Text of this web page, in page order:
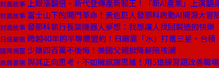
封面故事 上銀漲翻倍、新代登傳產新股王！「新AI產業」上演翻
封面故事 富士山下的開門革命！黃色巨人發那科啟動AI開源大冒
封面故事 發那科執行長談機器人夢想：我想讓人找回製造的快樂
日經嚴選 跨越40年的半導體盟約！日廠靠「水」打進三星、台積
國際視窗 少賺四百萬不後悔！美國父親掀降薪陪孩潮
商周書摘 與其正向思考，不如擁感謝思維！用5道練習題改善職